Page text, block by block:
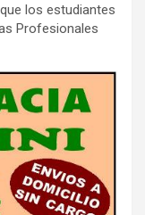
los estudiantes
Profesionales